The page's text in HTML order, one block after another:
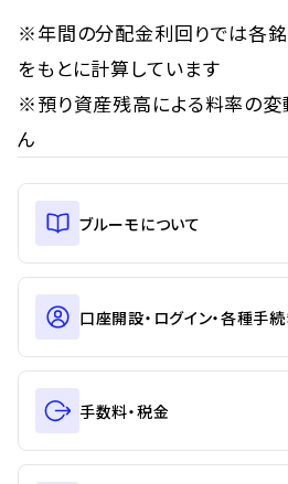
※年間の分配金利回りでは各
をもとに計算しています
※預り資産残高による料率の
ん
ブルーモについて
口座開設・ログイン・各種手続
手数料・税金